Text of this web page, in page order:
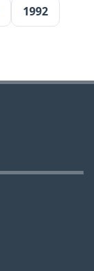
1992